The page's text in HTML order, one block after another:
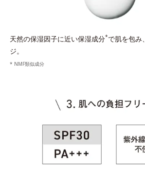
天然の保湿因子に近い保湿成分*で肌を包み
ジ。
* NMF類似成分